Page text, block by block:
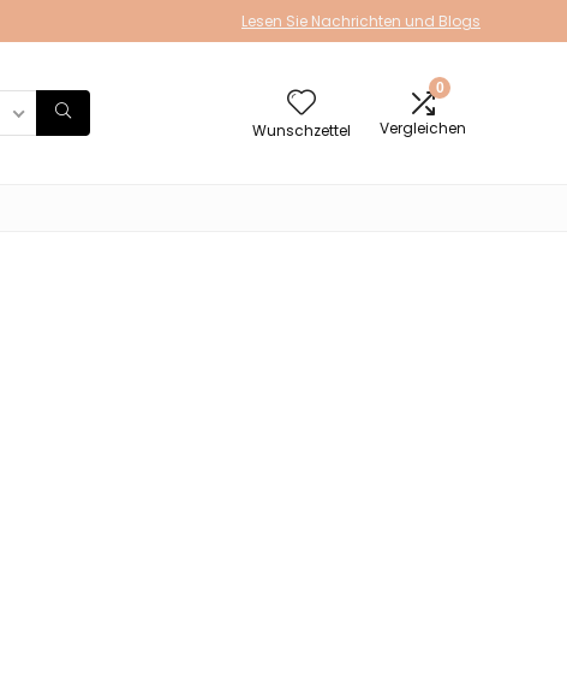
Lesen Sie Nachrichten und Blogs
Wunschzettel
0
Vergleichen